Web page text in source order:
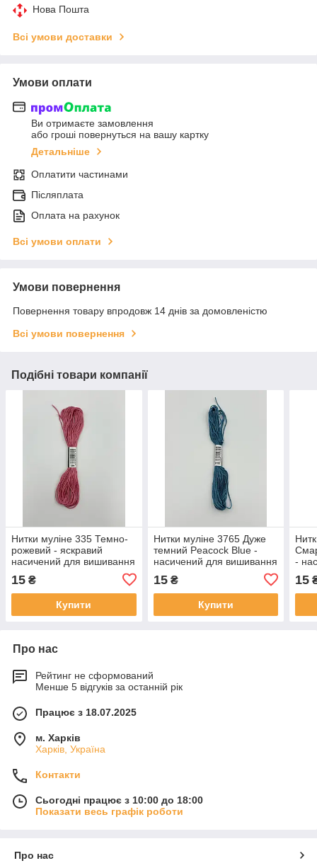
Нова Пошта
Всі умови доставки
Умови оплати
Ви отримаєте замовлення
або гроші повернуться на вашу картку
Детальніше
Оплатити частинами
Післяплата
Оплата на рахунок
Всі умови оплати
Умови повернення
Повернення товару впродовж 14 днів за домовленістю
Всі умови повернення
Подібні товари компанії
Нитки муліне 335 Темно-
рожевий - яскравий
насичений для вишивання
15 ₴
Купити
Нитки муліне 3765 Дуже
темний Peacock Blue -
насичений для вишивання
15₴
Купити
-
15
Про нас
Рейтинг не сформований
Менше 5 відгуків за останній рік
Працює з 18.07.2025
м. Харків
Харків, Україна
Контакти
Сьогодні працює з 10:00 до 18:00
Показати весь графік роботи
Про нас